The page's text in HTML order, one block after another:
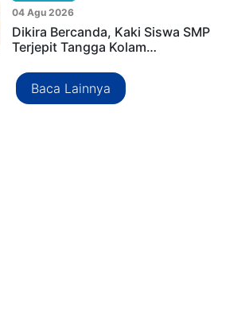
04 Agu 2026
Dikira Bercanda, Kaki Siswa SMP
Terjepit Tangga Kolam…
Baca Lainnya